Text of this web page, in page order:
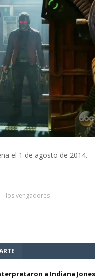
el 1 de agosto de 2014.
los vengadores
a Indiana Jones